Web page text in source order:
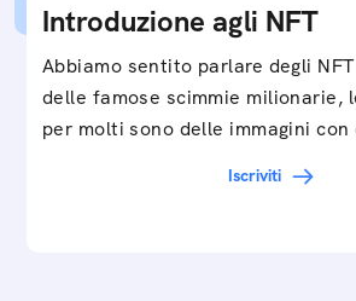
Introduzione agli NFT
Abbiamo sentito parlare degli
delle famose scimmie milionarie,
per molti sono delle immagini
Iscriviti